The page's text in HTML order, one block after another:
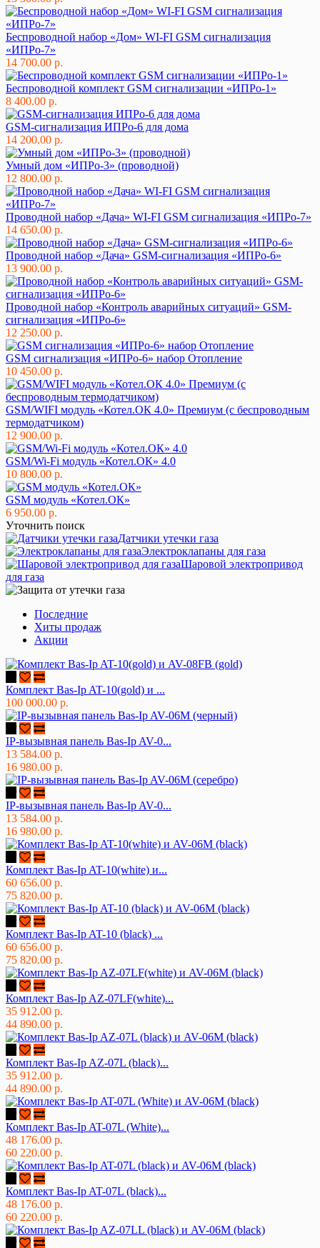
Беспроводной набор «Дом» WI-FI GSM сигнализация
«ИПРо-7»
14 700.00 р.
Беспроводной комплект GSM сигнализации «ИПРо-1»
8 400.00 р.
GSM-сигнализация ИПРо-6 для дома
14 200.00 р.
Умный дом «ИПРо-3» (проводной)
12 800.00 р.
Проводной набор «Дача» WI-FI GSM сигнализация «ИПРо-7»
14 650.00 р.
Проводной набор «Дача» GSM-сигнализация «ИПРо-6»
13 900.00 р.
Проводной набор «Контроль аварийных ситуаций» GSM-
сигнализация «ИПРо-6»
12 250.00 р.
GSM сигнализация «ИПРо-6» набор Отопление
10 450.00 р.
GSM/WIFI модуль «Котел.ОК 4.0» Премиум (с беспроводным
термодатчиком)
12 900.00 р.
GSM/Wi-Fi модуль «Котел.ОК» 4.0
10 800.00 р.
GSM модуль «Котел.ОК»
6 950.00 р.
Уточнить поиск
Датчики утечки газа
Электроклапаны для газа
Шаровой электропривод
для газа
Последние
Хиты продаж
Акции
Комплект Bas-Ip AT-10(gold) и ...
100 000.00 р.
IP-вызывная панель Bas-Ip AV-0...
13 584.00 р.
16 980.00 р.
IP-вызывная панель Bas-Ip AV-0...
13 584.00 р.
16 980.00 р.
Комплект Bas-Ip AT-10(white) и...
60 656.00 р.
75 820.00 р.
Комплект Bas-Ip AT-10 (black) ...
60 656.00 р.
75 820.00 р.
Комплект Bas-Ip AZ-07LF(white)...
35 912.00 р.
44 890.00 р.
Комплект Bas-Ip AZ-07L (black)...
35 912.00 р.
44 890.00 р.
Комплект Bas-Ip AT-07L (White)...
48 176.00 р.
60 220.00 р.
Комплект Bas-Ip AT-07L (black)...
48 176.00 р.
60 220.00 р.